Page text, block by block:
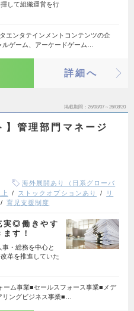
して組織運営を行
エンタテインメントコンテンツの企
ルゲーム、アーケードゲーム…
詳細へ
掲載期間 26/08/07～26/08/20
】管理部門マネージ
海外展開あり（日系グローバ
ストックオプションあり
リ
育児支援制度
実◎働きやす
す！
事・総務を中心と
革を推進していた
ーム事業■セールスフォース事業■メデ
ングビジネス事業■…